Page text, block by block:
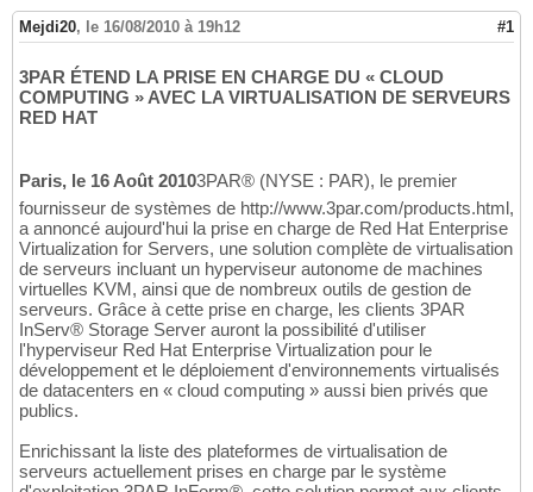
Mejdi20, le 16/08/2010 à 19h12 #1
3PAR ÉTEND LA PRISE EN CHARGE DU « CLOUD
COMPUTING » AVEC LA VIRTUALISATION DE SERVEURS
RED HAT
Paris, le 16 Août 20103PAR® (NYSE : PAR), le premier
fournisseur de systèmes de http://www.3par.com/products.html,
a annoncé aujourd'hui la prise en charge de Red Hat Enterprise
Virtualization for Servers, une solution complète de virtualisation
de serveurs incluant un hyperviseur autonome de machines
virtuelles KVM, ainsi que de nombreux outils de gestion de
serveurs. Grâce à cette prise en charge, les clients 3PAR
InServ® Storage Server auront la possibilité d'utiliser
l'hyperviseur Red Hat Enterprise Virtualization pour le
développement et le déploiement d'environnements virtualisés
de datacenters en « cloud computing » aussi bien privés que
publics.
Enrichissant la liste des plateformes de virtualisation de
serveurs actuellement prises en charge par le système